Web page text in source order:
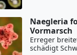
Naegleria
Vormarsch
Erreger
schädigt